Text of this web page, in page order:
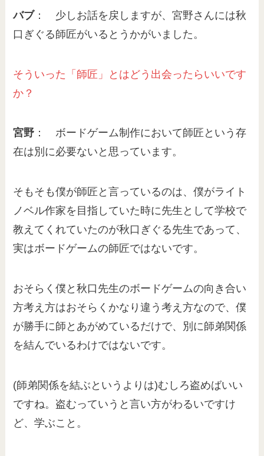
バブ： 少しお話を戻しますが、宮野さんには秋
口ぎぐる師匠がいるとうかがいました。
そういった「 師匠 」とはどう出会ったらいいです
か？
宮野 ： ボードゲーム制作において師匠という存
在は別に必要ないと思っています。
そもそも僕が師匠と言っているのは、僕がライト
ノベル作家を目指していた時に先生として学校で
教えてくれていたのが秋口ぎぐる先生であって、
実はボードゲームの師匠ではないです。
おそらく僕と秋口先生のボードゲームの向き合い
方考え方はおそらくかなり違う考え方なので、僕
が勝手に師とあがめているだけで、別に師弟関係
を結んでいるわけではないです。
(師弟関係を結ぶというよりは)むしろ盗めばいい
ですね。盗むっていうと言い方がわるいですけ
ど、学ぶこと。